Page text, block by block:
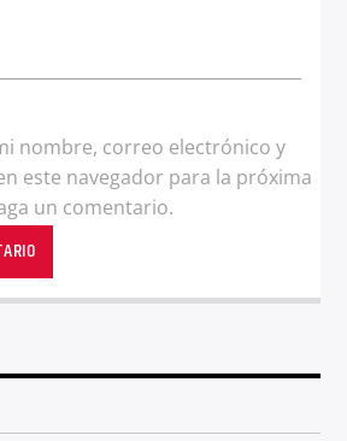
nombre, correo electrónico y
este navegador para la próxima
un comentario.